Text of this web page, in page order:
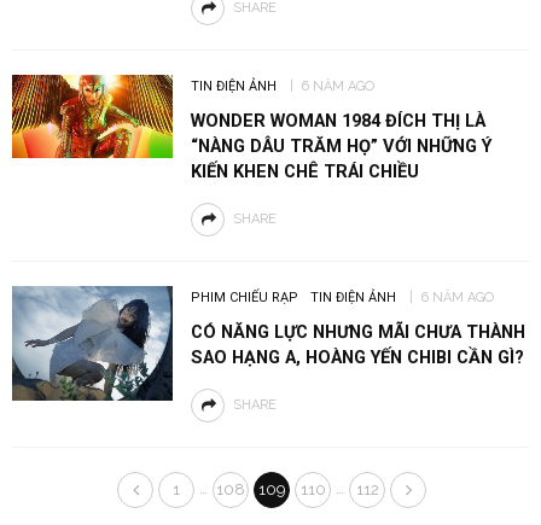
SHARE
TIN ĐIỆN ẢNH 6 NĂM AGO
WONDER WOMAN 1984 ĐÍCH THỊ LÀ
“NÀNG DÂU TRĂM HỌ” VỚI NHỮNG Ý
KIẾN KHEN CHÊ TRÁI CHIỀU
SHARE
PHIM CHIẾU RẠP TIN ĐIỆN ẢNH 6 NĂM AGO
CÓ NĂNG LỰC NHƯNG MÃI CHƯA THÀNH
SAO HẠNG A, HOÀNG YẾN CHIBI CẦN GÌ?
SHARE
1 … 108 109 110 … 112